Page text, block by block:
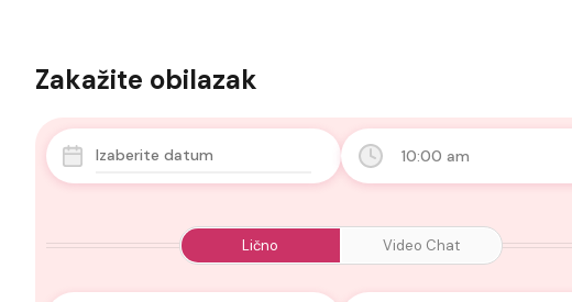
Zakažite obilazak
10:00 am
Lično Video Chat